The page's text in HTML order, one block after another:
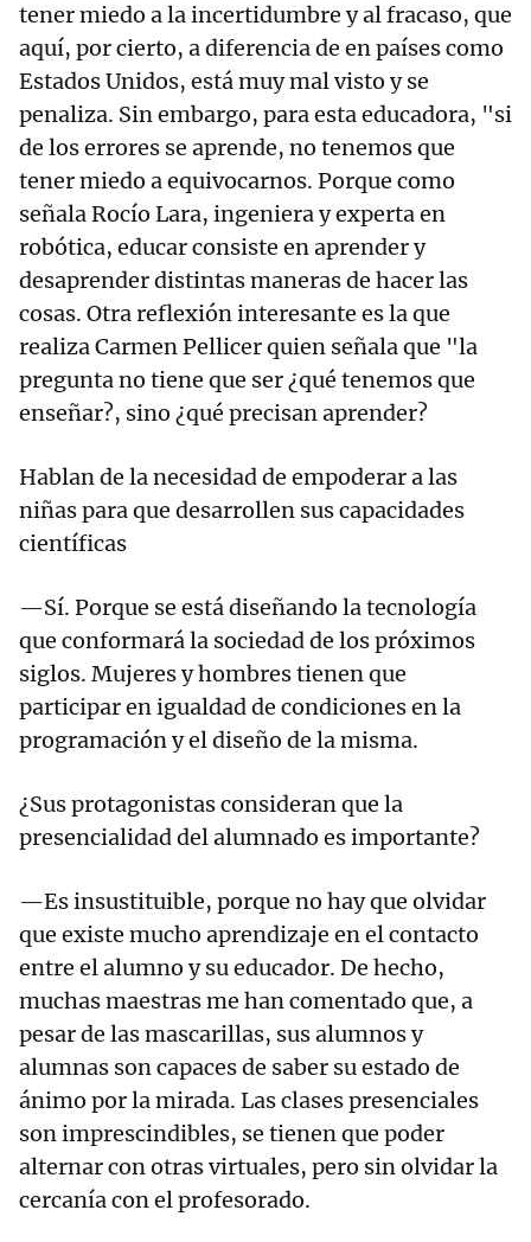
tener miedo a la incertidumbre y al fracaso, que
aquí, por cierto, a diferencia de en países como
Estados Unidos, está muy mal visto y se
penaliza. Sin embargo, para esta educadora, "si
de los errores se aprende, no tenemos que
tener miedo a equivocarnos. Porque como
señala Rocío Lara, ingeniera y experta en
robótica, educar consiste en aprender y
desaprender distintas maneras de hacer las
cosas. Otra reflexión interesante es la que
realiza Carmen Pellicer quien señala que "la
pregunta no tiene que ser ¿qué tenemos que
enseñar?, sino ¿qué precisan aprender?
Hablan de la necesidad de empoderar a las
niñas para que desarrollen sus capacidades
científicas
—Sí. Porque se está diseñando la tecnología
que conformará la sociedad de los próximos
siglos. Mujeres y hombres tienen que
participar en igualdad de condiciones en la
programación y el diseño de la misma.
¿Sus protagonistas consideran que la
presencialidad del alumnado es importante?
—Es insustituible, porque no hay que olvidar
que existe mucho aprendizaje en el contacto
entre el alumno y su educador. De hecho,
muchas maestras me han comentado que, a
pesar de las mascarillas, sus alumnos y
alumnas son capaces de saber su estado de
ánimo por la mirada. Las clases presenciales
son imprescindibles, se tienen que poder
alternar con otras virtuales, pero sin olvidar la
cercanía con el profesorado.